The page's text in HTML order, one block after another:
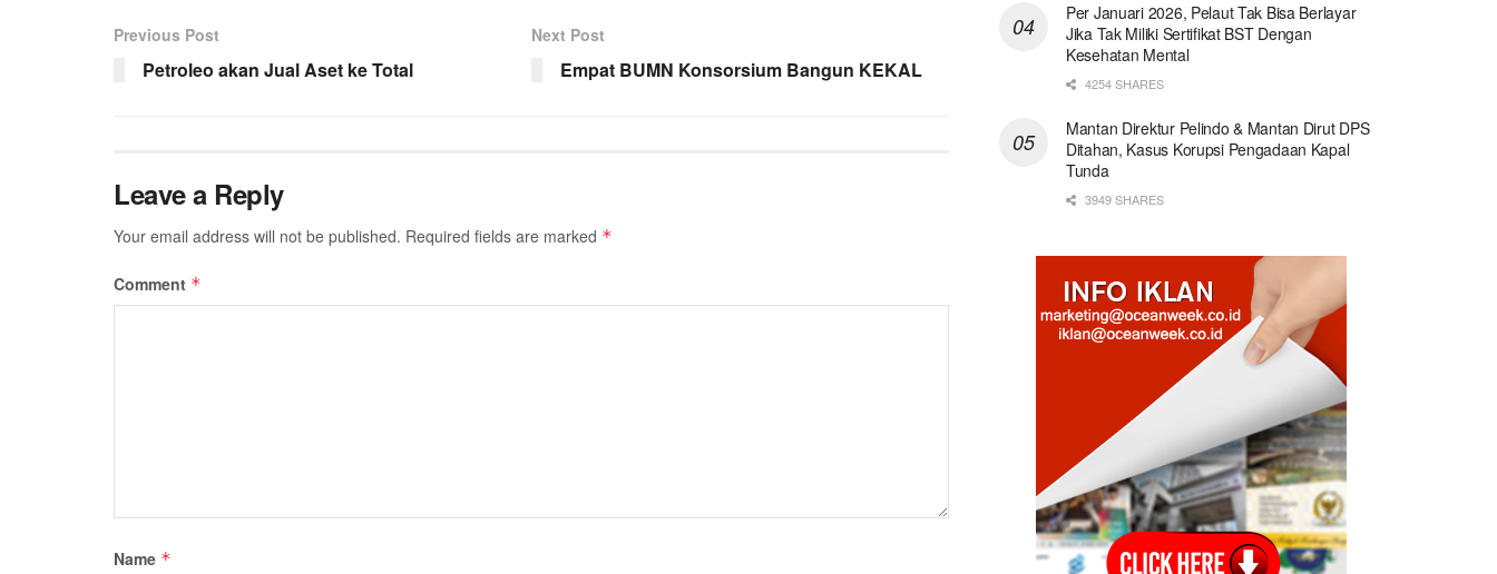
Previous Post
Petroleo akan Jual Aset ke Total
Next Post
Empat BUMN Konsorsium Bangun KEKAL
Leave a Reply
Your email address will not be published. Required fields are marked *
Comment *
Name *
Per Januari 2026, Pelaut Tak Bisa Berlayar
Jika Tak Miliki Sertifikat BST Dengan
Kesehatan Mental
4254 SHARES
Mantan Direktur Pelindo & Mantan Dirut DPS
Ditahan, Kasus Korupsi Pengadaan Kapal
Tunda
3949 SHARES